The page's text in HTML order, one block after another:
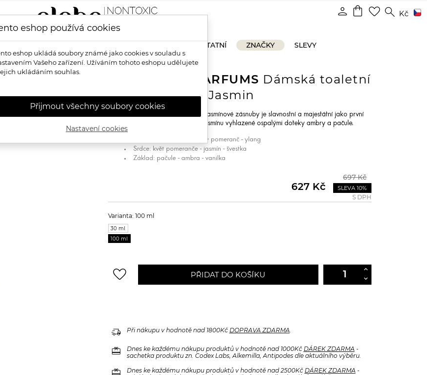
shopping_bag favorite_border search Kč
person
OSTATNÍ ZNAČKY SLEVY
voda Noces de Jasmin
PLANTES ET PARFUMS Dámská toaletní
voda Noces de Jasmin
Toaletní voda Noces de Jasmin / Jasmínové zásnuby je slavnostní a majestátní jako první
svatební tanec. Prostupují ji nóty jasmínu vyhlazené ospalými doteky ambry a pačule.
Hlava: mandarinka - hořký pomeranč - ylang
Srdce: květ pomeranče - jasmín - švestka
Základ: pačule - ambra - vanilka
697 Kč
627 Kč SLEVA 10%
S DPH
Varianta: 100 ml
30 ml
100 ml
favorite_border PŘIDAT DO KOŠÍKU
delivery_truck_speed Při nákupu v hodnotě nad 1800Kč DOPRAVA ZDARMA.
redeem Dnes ke každému nákupu produktů v hodnotě nad 1000Kč DÁREK ZDARMA -
sachetka produktu zn. Codex Labs, Alkemilla, Antipodes dle aktuálního výběru.
Dnes ke každému nákupu produktů v hodnotě nad 2500Kč DÁREK ZDARMA -
eshop používá cookies
eshop ukládá soubory známé jako cookies v souladu s
Vašeho zařízení. Užíváním tohoto eshopu udělujete
ukládáním souhlas.
Přijmout všechny soubory cookies
Nastavení cookies